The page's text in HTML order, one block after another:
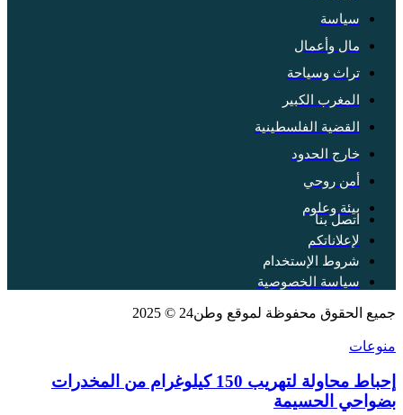
سياسة
مال وأعمال
تراث وسياحة
المغرب الكبير
القضية الفلسطينية
خارج الحدود
أمن روحي
بيئة وعلوم
اتصل بنا
لإعلاناتكم
شروط الإستخدام
سياسة الخصوصية
جميع الحقوق محفوظة لموقع وطن24 © 2025
منوعات
إحباط محاولة لتهريب 150 كيلوغرام من المخدرات
بضواحي الحسيمة